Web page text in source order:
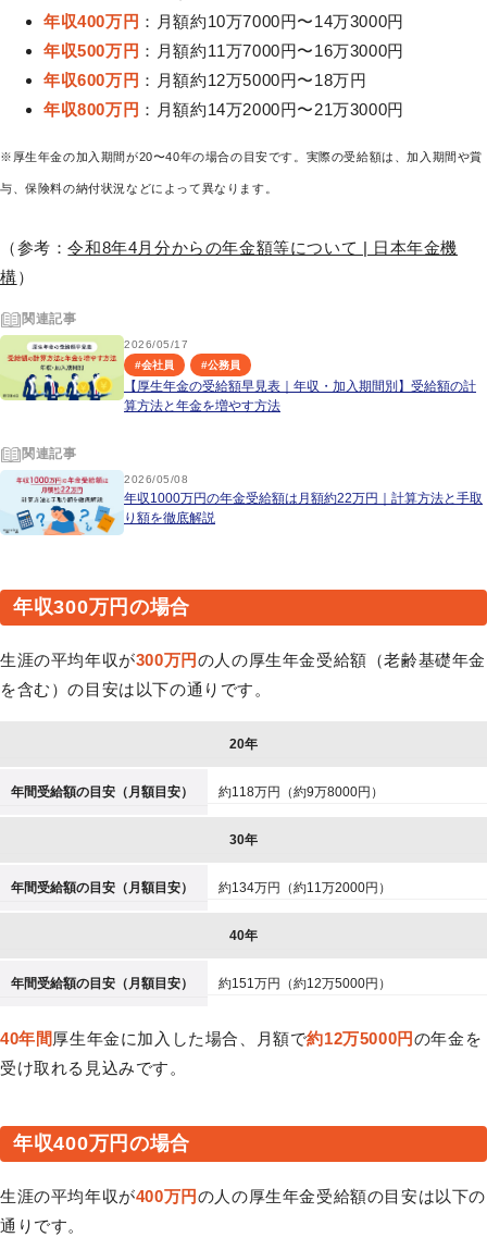
年収400万円 ：月額約10万7000円〜14万3000円
年収500万円 ：月額約11万7000円〜16万3000円
年収600万円 ：月額約12万5000円〜18万円
年収800万円 ：月額約14万2000円〜21万3000円
※厚生年金の加入期間が20〜40年の場合の目安です。実際の受給額は、加入期間や賞
与、保険料の納付状況などによって異なります。
（参考：令和8年4月分からの年金額等について | 日本年金機
構）
関連記事
2026/05/17
#会社員 #公務員
【厚生年金の受給額早見表｜年収・加入期間別】受給額の計
算方法と年金を増やす方法
関連記事
2026/05/08
年収1000万円の年金受給額は月額約22万円｜計算方法と手取
り額を徹底解説
年収300万円の場合
生涯の平均年収が300万円の人の厚生年金受給額（老齢基礎年金
を含む）の目安は以下の通りです。
20年
年間受給額の目安（月額目安） 約118万円（約9万8000円）
30年
年間受給額の目安（月額目安） 約134万円（約11万2000円）
40年
年間受給額の目安（月額目安） 約151万円（約12万5000円）
40年間 厚生年金に加入した場合、月額で約12万5000円の年金を
受け取れる見込みです。
年収400万円の場合
生涯の平均年収が400万円の人の厚生年金受給額の目安は以下の
通りです。